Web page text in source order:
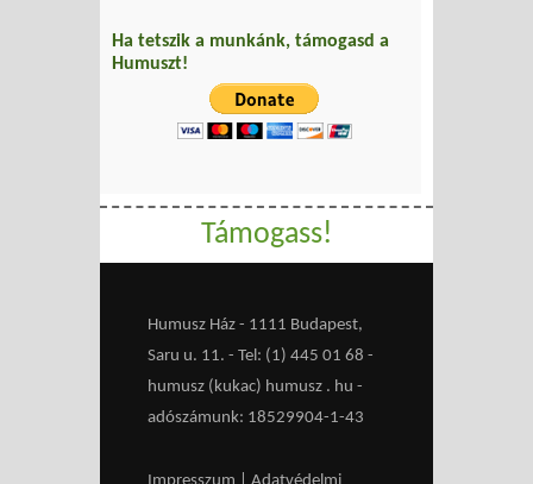
Ha tetszik a munkánk, támogasd a
Humuszt!
Támogass!
Humusz Ház - 1111 Budapest,
Saru u. 11. - Tel: (1) 445 01 68 -
humusz (kukac) humusz . hu -
adószámunk: 18529904-1-43